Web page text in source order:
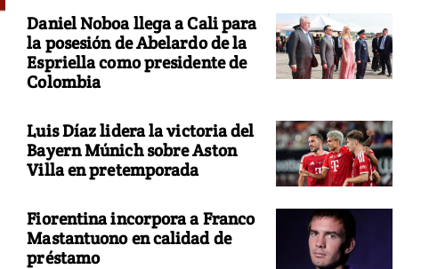
Daniel Noboa llega a Cali para
la posesión de Abelardo de la
Espriella como presidente de
Colombia
Luis Díaz lidera la victoria del
Bayern Múnich sobre Aston
Villa en pretemporada
Fiorentina incorpora a Franco
Mastantuono en calidad de
préstamo